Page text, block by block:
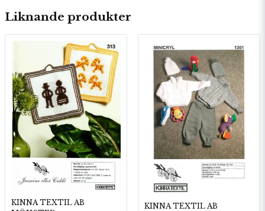
Liknande produkter
KINNA TEXTIL AB
KINNA TEXTIL AB